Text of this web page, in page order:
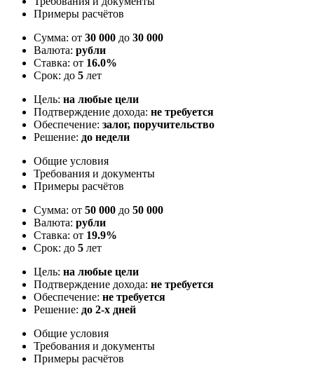
Примеры расчётов
Сумма: от 30 000 до 30 000
Валюта: рубли
Ставка: от 16.0%
Срок: до 5 лет
Цель: на любые цели
Подтверждение дохода: не требуется
Обеспечение: залог, поручительство
Решение: до недели
Общие условия
Требования и документы
Примеры расчётов
Сумма: от 50 000 до 50 000
Валюта: рубли
Ставка: от 19.9%
Срок: до 5 лет
Цель: на любые цели
Подтверждение дохода: не требуется
Обеспечение: не требуется
Решение: до 2-х дней
Общие условия
Требования и документы
Примеры расчётов